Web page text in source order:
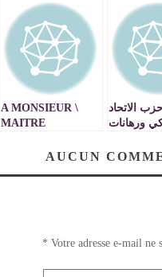
الاتحاد
ورهانات
A MONSIEUR \
MAITRE
FRAN9AISAUCUN
Votre adresse e-mail ne
*